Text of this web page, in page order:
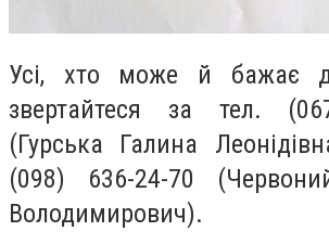
Усі, хто може й бажає
звертайтеся за тел.
(Гурська Галина
(098) 636-24-70
Володимирович).